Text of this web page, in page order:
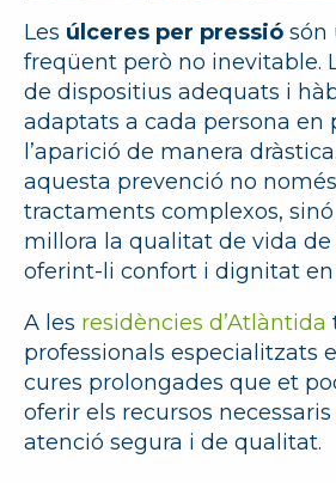
Les úlceres per pressió són
freqüent però no inevitable.
de dispositius adequats i
adaptats a cada persona en
l’aparició de manera
aquesta prevenció no
tractaments complexos,
millora la qualitat de vida de
oferint-li confort i dignitat en
A les residències d’Atlàntida
professionals especialitzats
cures prolongades que et
oferir els recursos
atenció segura i de qualitat.